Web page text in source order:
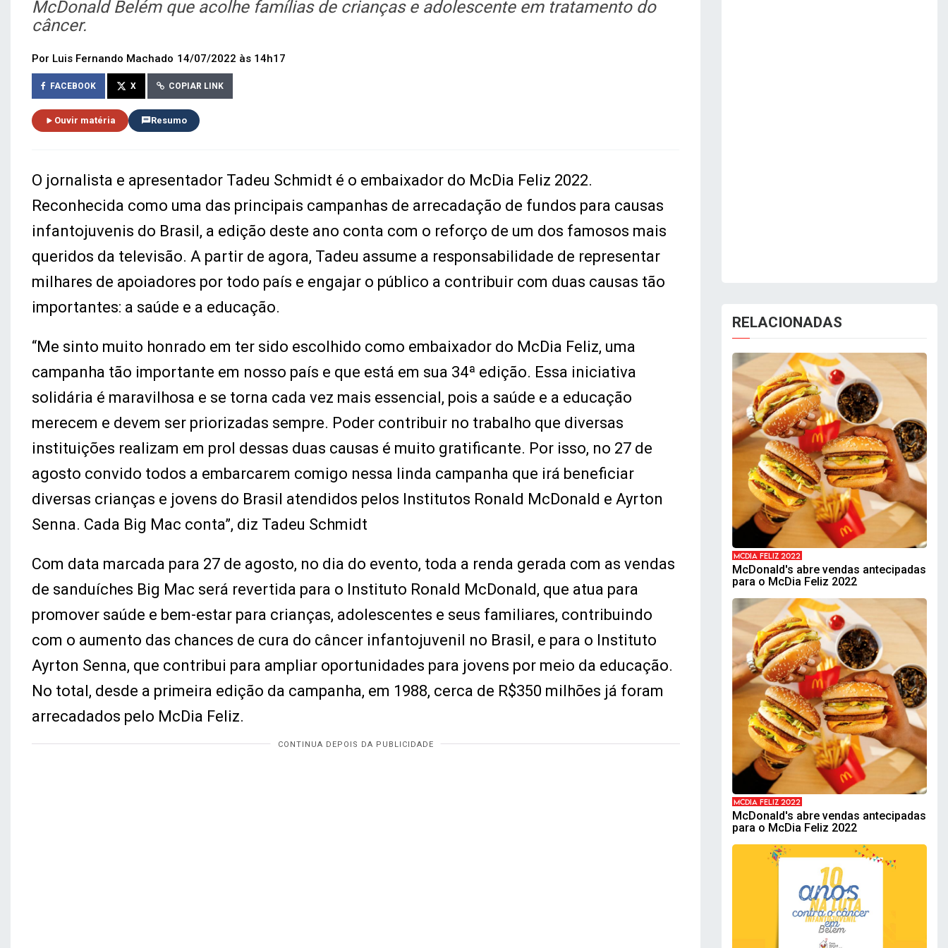
McDonald Belém que acolhe famílias de crianças e adolescente em tratamento do
câncer.
Por Luis Fernando Machado 14/07/2022 às 14h17
FACEBOOK X COPIAR LINK
Ouvir matéria Resumo
O jornalista e apresentador Tadeu Schmidt é o embaixador do McDia Feliz 2022.
Reconhecida como uma das principais campanhas de arrecadação de fundos para causas
infantojuvenis do Brasil, a edição deste ano conta com o reforço de um dos famosos mais
queridos da televisão. A partir de agora, Tadeu assume a responsabilidade de representar
milhares de apoiadores por todo país e engajar o público a contribuir com duas causas tão
importantes: a saúde e a educação.
“Me sinto muito honrado em ter sido escolhido como embaixador do McDia Feliz, uma
campanha tão importante em nosso país e que está em sua 34ª edição. Essa iniciativa
solidária é maravilhosa e se torna cada vez mais essencial, pois a saúde e a educação
merecem e devem ser priorizadas sempre. Poder contribuir no trabalho que diversas
instituições realizam em prol dessas duas causas é muito gratificante. Por isso, no 27 de
agosto convido todos a embarcarem comigo nessa linda campanha que irá beneficiar
diversas crianças e jovens do Brasil atendidos pelos Institutos Ronald McDonald e Ayrton
Senna. Cada Big Mac conta”, diz Tadeu Schmidt
Com data marcada para 27 de agosto, no dia do evento, toda a renda gerada com as vendas
de sanduíches Big Mac será revertida para o Instituto Ronald McDonald, que atua para
promover saúde e bem-estar para crianças, adolescentes e seus familiares, contribuindo
com o aumento das chances de cura do câncer infantojuvenil no Brasil, e para o Instituto
Ayrton Senna, que contribui para ampliar oportunidades para jovens por meio da educação.
No total, desde a primeira edição da campanha, em 1988, cerca de R$350 milhões já foram
arrecadados pelo McDia Feliz.
RELACIONADAS
MCDIA FELIZ 2022
McDonald's abre vendas antecipadas
para o McDia Feliz 2022
MCDIA FELIZ 2022
McDonald's abre vendas antecipadas
para o McDia Feliz 2022